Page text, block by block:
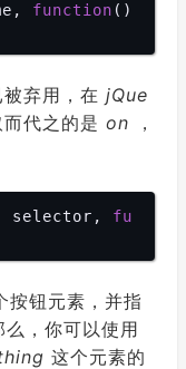
function ( )
被弃用，在 jQue
代之的是 on ，
selector, fu
按钮元素，并指
么，你可以使用
这个元素的